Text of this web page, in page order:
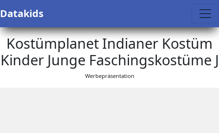
Datakids
Kostümplanet Indianer Kostüm
Kinder Junge Faschingskostüme J
Werbepräsentation